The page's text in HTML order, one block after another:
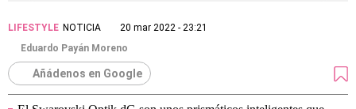
LIFESTYLE NOTICIA
20 mar 2022 - 23:21
Eduardo Payán Moreno
Añádenos en Google